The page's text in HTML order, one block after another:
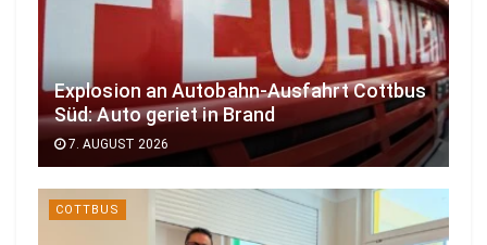
Explosion an Autobahn-Ausfahrt Cottbus
Süd: Auto geriet in Brand
7. AUGUST 2026
COTTBUS